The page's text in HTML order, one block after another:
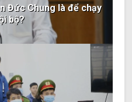
Đức Chung là để chạy
bộ?